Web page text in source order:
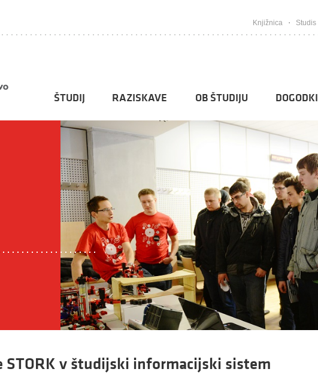
Knjižnica Studis
ŠTUDIJ RAZISKAVE OB ŠTUDIJU DOGODKI
v študijski informacijski sistem